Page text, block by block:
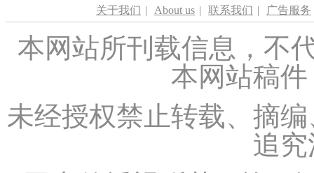
关于我们 | About us | 联系我们 | 广告服务
本网站所刊载信息，不
本网站稿
未经授权禁止转载、摘
追